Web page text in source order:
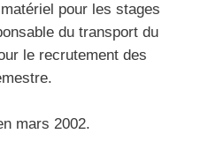
pour les stages
du transport du
le recrutement des
mars 2002.